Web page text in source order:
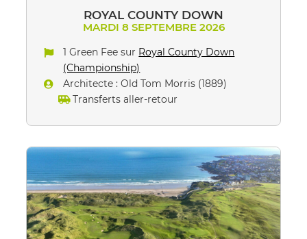
ROYAL COUNTY DOWN
MARDI 8 SEPTEMBRE 2026
1 Green Fee sur Royal County Down
(Championship)
Architecte : Old Tom Morris (1889)
Transferts aller-retour